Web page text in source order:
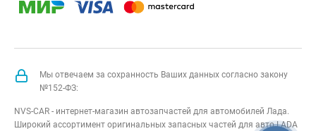
Мы отвечаем за сохранность Ваших данных согласно закону
№152-ФЗ:
NVS-CAR - интернет-магазин автозапчастей для автомобилей Лада.
Широкий ассортимент оригинальных запасных частей для авто LADA